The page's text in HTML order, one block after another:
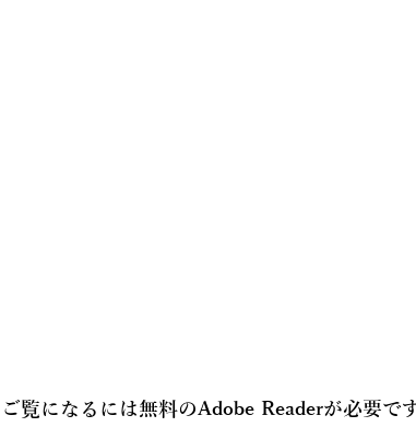
ご覧になるには無料のAdobe Readerが必要で